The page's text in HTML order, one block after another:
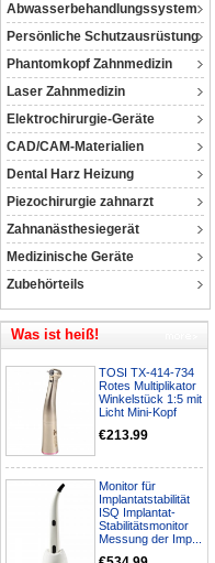
Abwasserbehandlungssystem
Persönliche Schutzausrüstung
Phantomkopf Zahnmedizin
Laser Zahnmedizin
Elektrochirurgie-Geräte
CAD/CAM-Materialien
Dental Harz Heizung
Piezochirurgie zahnarzt
Zahnanästhesiegerät
Medizinische Geräte
Zubehörteils
Was ist heiß!
TOSI TX-414-734
Rotes Multiplikator
Winkelstück 1:5 mit
Licht Mini-Kopf
€213.99
Monitor für
Implantatstabilität
ISQ Implantat-
Stabilitätsmonitor
Messung der Imp...